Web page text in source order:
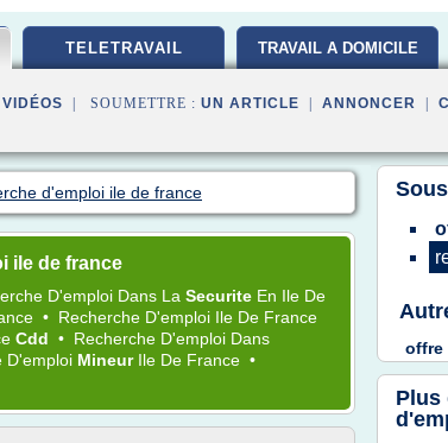
TELETRAVAIL TRAVAIL A DOMICILE
| SOUMETTRE : UN ARTICLE ANNONCER
d'emploi ile de france
ile de france
D'emploi Dans La Securite En Ile De
• Recherche D'emploi Ile De France
Cdd • Recherche D'emploi Dans
D'emploi Mineur Ile De France •
offre
Plus